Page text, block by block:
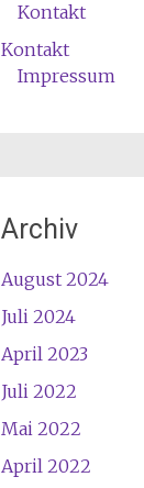
Kontakt
Kontakt
Impressum
Archiv
August 2024
Juli 2024
April 2023
Juli 2022
Mai 2022
April 2022